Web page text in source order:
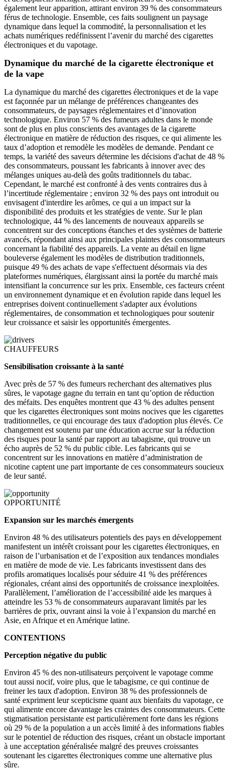
également leur apparition, attirant environ 39 % des consommateurs
férus de technologie. Ensemble, ces faits soulignent un paysage
dynamique dans lequel la commodité, la personnalisation et les
achats numériques redéfinissent l’avenir du marché des cigarettes
électroniques et du vapotage.
Dynamique du marché de la cigarette électronique et
de la vape
La dynamique du marché des cigarettes électroniques et de la vape
est façonnée par un mélange de préférences changeantes des
consommateurs, de paysages réglementaires et d’innovation
technologique. Environ 57 % des fumeurs adultes dans le monde
sont de plus en plus conscients des avantages de la cigarette
électronique en matière de réduction des risques, ce qui alimente les
taux d’adoption et remodèle les modèles de demande. Pendant ce
temps, la variété des saveurs détermine les décisions d'achat de 48 %
des consommateurs, poussant les fabricants à innover avec des
mélanges uniques au-delà des goûts traditionnels du tabac.
Cependant, le marché est confronté à des vents contraires dus à
l’incertitude réglementaire ; environ 32 % des pays ont introduit ou
envisagent d'interdire les arômes, ce qui a un impact sur la
disponibilité des produits et les stratégies de vente. Sur le plan
technologique, 44 % des lancements de nouveaux appareils se
concentrent sur des conceptions étanches et des systèmes de batterie
avancés, répondant ainsi aux principales plaintes des consommateurs
concernant la fiabilité des appareils. La vente au détail en ligne
bouleverse également les modèles de distribution traditionnels,
puisque 49 % des achats de vape s'effectuent désormais via des
plateformes numériques, élargissant ainsi la portée du marché mais
intensifiant la concurrence sur les prix. Ensemble, ces facteurs créent
un environnement dynamique et en évolution rapide dans lequel les
entreprises doivent continuellement s'adapter aux évolutions
réglementaires, de consommation et technologiques pour soutenir
leur croissance et saisir les opportunités émergentes.
CHAUFFEURS
Sensibilisation croissante à la santé
Avec près de 57 % des fumeurs recherchant des alternatives plus
sûres, le vapotage gagne du terrain en tant qu’option de réduction
des méfaits. Des enquêtes montrent que 43 % des adultes pensent
que les cigarettes électroniques sont moins nocives que les cigarettes
traditionnelles, ce qui encourage des taux d'adoption plus élevés. Ce
changement est soutenu par une éducation accrue sur la réduction
des risques pour la santé par rapport au tabagisme, qui trouve un
écho auprès de 52 % du public cible. Les fabricants qui se
concentrent sur les innovations en matière d’administration de
nicotine captent une part importante de ces consommateurs soucieux
de leur santé.
OPPORTUNITÉ
Expansion sur les marchés émergents
Environ 48 % des utilisateurs potentiels des pays en développement
manifestent un intérêt croissant pour les cigarettes électroniques, en
raison de l’urbanisation et de l’exposition aux tendances mondiales
en matière de mode de vie. Les fabricants investissent dans des
profils aromatiques localisés pour séduire 41 % des préférences
régionales, créant ainsi des opportunités de croissance inexploitées.
Parallèlement, l’amélioration de l’accessibilité aide les marques à
atteindre les 53 % de consommateurs auparavant limités par les
barrières de prix, ouvrant ainsi la voie à l’expansion du marché en
Asie, en Afrique et en Amérique latine.
CONTENTIONS
Perception négative du public
Environ 45 % des non-utilisateurs perçoivent le vapotage comme
tout aussi nocif, voire plus, que le tabagisme, ce qui continue de
freiner les taux d'adoption. Environ 38 % des professionnels de
santé expriment leur scepticisme quant aux bienfaits du vapotage, ce
qui alimente encore davantage les craintes des consommateurs. Cette
stigmatisation persistante est particulièrement forte dans les régions
où 29 % de la population a un accès limité à des informations fiables
sur le potentiel de réduction des risques, créant un obstacle important
à une acceptation généralisée malgré des preuves croissantes
soutenant les cigarettes électroniques comme une alternative plus
sûre.